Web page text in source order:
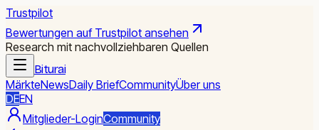
Trustpilot
Bewertungen auf Trustpilot ansehen
Research mit nachvollziehbaren Quellen
Biturai
MärkteNewsDaily BriefCommunityÜber uns
DEEN
Mitglieder-LoginCommunity